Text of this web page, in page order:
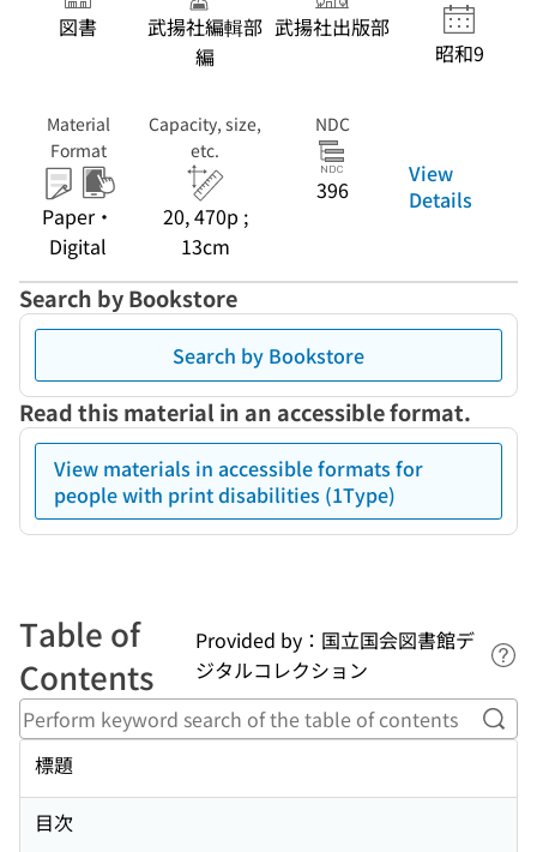
図書
武揚社編輯部
編
武揚社出版部
昭和9
Material
Format
Paper・
Digital
Capacity, size,
etc.
20, 470p ;
13cm
NDC
396
View
Details
Search by Bookstore
Search by Bookstore
Read this material in an accessible format.
View materials in accessible formats for
people with print disabilities (1Type)
Table of
Contents
Provided by：国立国会図書館デ
ジタルコレクション
標題
目次